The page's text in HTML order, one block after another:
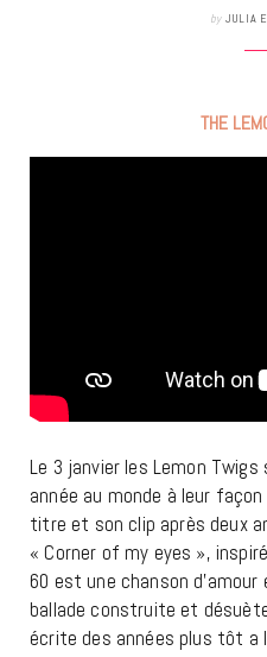
by JULIA
THE
Le 3 janvier les Lemon
année au monde à leur
titre et son clip après deux
« Corner of my eyes »,
60 est une chanson
ballade construite et
écrite des années plus tôt a